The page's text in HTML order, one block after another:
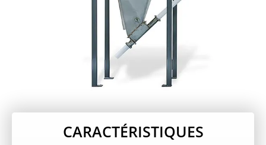
CARACTÉRISTIQUES